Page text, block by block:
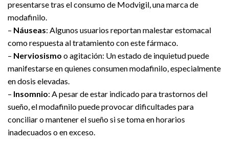
presentarse tras el consumo de Modvigil, una marca de
modafinilo.
– Náuseas: Algunos usuarios reportan malestar estomacal
como respuesta al tratamiento con este fármaco.
– Nerviosismo o agitación: Un estado de inquietud puede
manifestarse en quienes consumen modafinilo, especialmente
en dosis elevadas.
– Insomnio: A pesar de estar indicado para trastornos del
sueño, el modafinilo puede provocar dificultades para
conciliar o mantener el sueño si se toma en horarios
inadecuados o en exceso.